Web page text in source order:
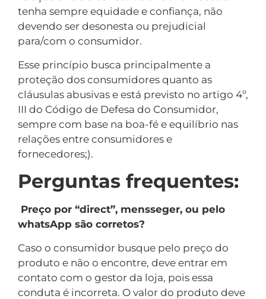
tenha sempre equidade e confiança, não
devendo ser desonesta ou prejudicial
para/com o consumidor.
Esse princípio busca principalmente a
proteção dos consumidores quanto as
cláusulas abusivas e está previsto no artigo 4º,
III do Código de Defesa do Consumidor,
sempre com base na boa-fé e equilíbrio nas
relações entre consumidores e
fornecedores;).
Perguntas frequentes:
Preço por “direct”, mensseger, ou pelo
whatsApp são corretos?
Caso o consumidor busque pelo preço do
produto e não o encontre, deve entrar em
contato com o gestor da loja, pois essa
conduta é incorreta. O valor do produto deve